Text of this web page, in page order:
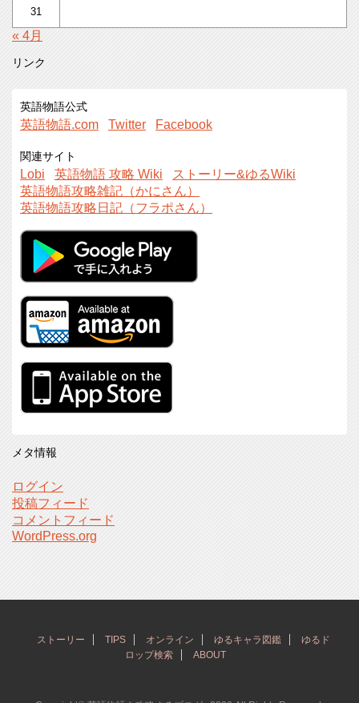
31
« 4月
リンク
英語物語公式
英語物語.com Twitter Facebook
関連サイト
Lobi 英語物語 攻略 Wiki
ストーリー&ゆるWiki
英語物語攻略雑記（かにさん）
英語物語攻略日記（フラポさん）
メタ情報
ログイン
投稿フィード
コメントフィード
WordPress.org
ストーリー TIPS オンライン ゆるキャラ図鑑
ゆるド
ロップ検索
ABOUT